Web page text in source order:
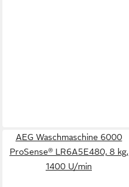
AEG Waschmaschine 6000
ProSense® LR6A5E480, 8 kg,
1400 U/min